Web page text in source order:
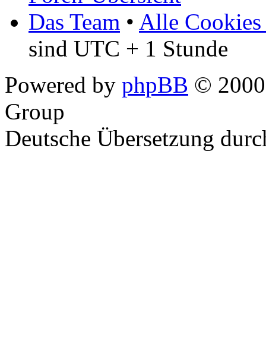
Das Team • Alle Cookies
sind UTC + 1 Stunde
Powered by phpBB ©
Group
Deutsche Übersetzung